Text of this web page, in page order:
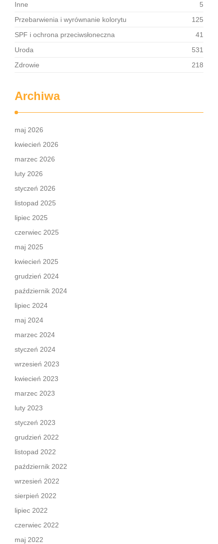
Inne
5
Przebarwienia i wyrównanie kolorytu
125
SPF i ochrona przeciwsłoneczna
41
Uroda
531
Zdrowie
218
Archiwa
maj 2026
kwiecień 2026
marzec 2026
luty 2026
styczeń 2026
listopad 2025
lipiec 2025
czerwiec 2025
maj 2025
kwiecień 2025
grudzień 2024
październik 2024
lipiec 2024
maj 2024
marzec 2024
styczeń 2024
wrzesień 2023
kwiecień 2023
marzec 2023
luty 2023
styczeń 2023
grudzień 2022
listopad 2022
październik 2022
wrzesień 2022
sierpień 2022
lipiec 2022
czerwiec 2022
maj 2022